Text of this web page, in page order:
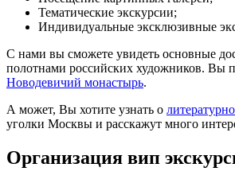
Тематические экскурсии;
Индивидуальные эксклюзивные
С нами вы сможете увидеть основные
полотнами российских художников. Вы
Новодевичий монастырь.
А может, Вы хотите узнать о
уголки Москвы и расскажут много
Организация вип